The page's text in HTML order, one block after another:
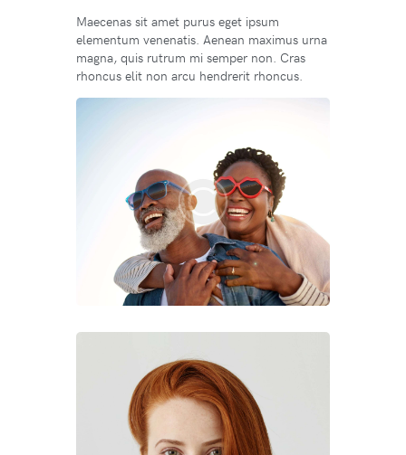
Maecenas sit amet purus eget ipsum
elementum venenatis. Aenean maximus urna
magna, quis rutrum mi semper non. Cras
rhoncus elit non arcu hendrerit rhoncus.